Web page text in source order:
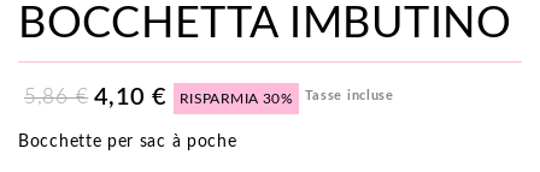
BOCCHETTA IMBUTINO
5,86 € 4,10 € RISPARMIA 30% Tasse incluse
Bocchette per sac à poche